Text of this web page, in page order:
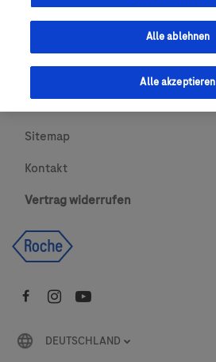
Urheberrecht
Newsletter abonnieren
Sitemap
Kontakt
Vertrag widerrufen
DEUTSCHLAND
Alle ablehnen
Alle akzeptieren